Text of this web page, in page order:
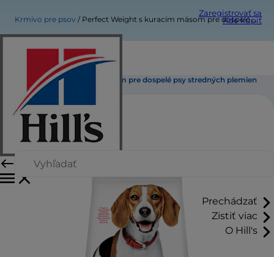
Zaregistrovať sa
Kde kúpiť
Prechádzať
Zistiť viac
O Hill's
Krmivo pre psov Perfect Weight s kuracím mäsom pre dospelé psy stredných plemien
Perfect Weight s kuracím mäsom pre dospelé psy stredných plemien